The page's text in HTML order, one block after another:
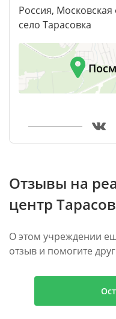
Россия,
село Тарасовка
Отзывы на
центр
О этом учреждении
отзыв и помогите